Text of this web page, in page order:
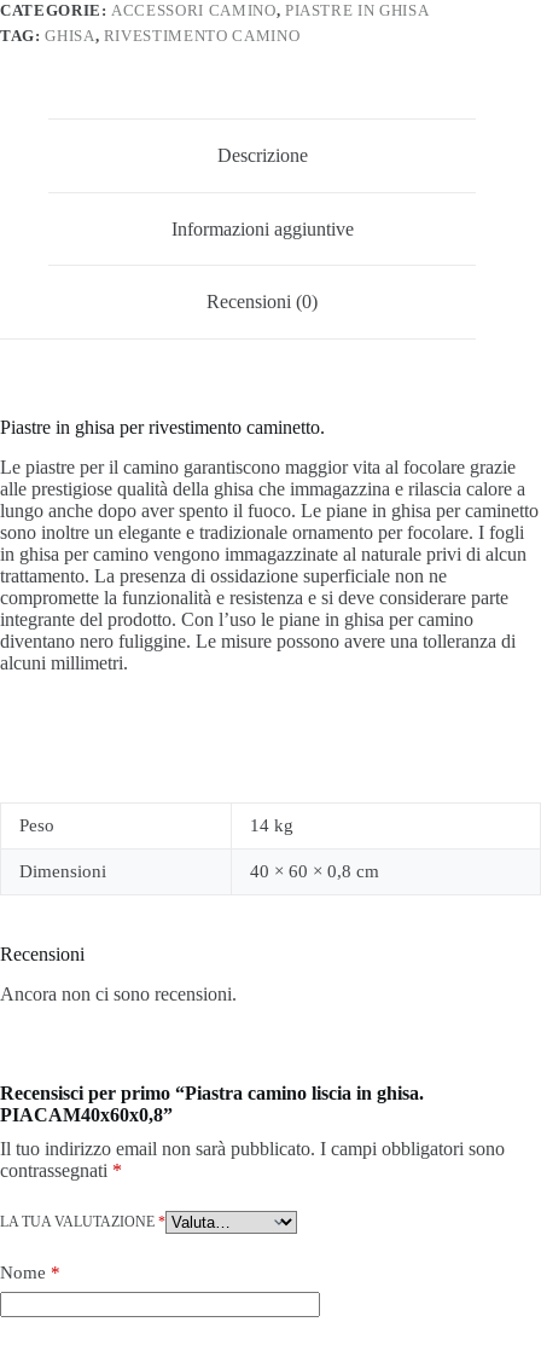
CATEGORIE:ACCESSORI CAMINO, PIASTRE IN GHISA
TAG:GHISA, RIVESTIMENTO CAMINO
Descrizione
Informazioni aggiuntive
Recensioni (0)
Piastre in ghisa per rivestimento caminetto.
Le piastre per il camino garantiscono maggior vita al focolare grazie
alle prestigiose qualità della ghisa che immagazzina e rilascia calore a
lungo anche dopo aver spento il fuoco. Le piane in ghisa per caminetto
sono inoltre un elegante e tradizionale ornamento per focolare. I fogli
in ghisa per camino vengono immagazzinate al naturale privi di alcun
trattamento. La presenza di ossidazione superficiale non ne
compromette la funzionalità e resistenza e si deve considerare parte
integrante del prodotto. Con l’uso le piane in ghisa per camino
diventano nero fuliggine. Le misure possono avere una tolleranza di
alcuni millimetri.
Peso 14 kg
Dimensioni 40 × 60 × 0,8 cm
Recensioni
Ancora non ci sono recensioni.
Recensisci per primo “Piastra camino liscia in ghisa.
PIACAM40x60x0,8”
Il tuo indirizzo email non sarà pubblicato. I campi obbligatori sono
contrassegnati *
LA TUA VALUTAZIONE *
Nome *